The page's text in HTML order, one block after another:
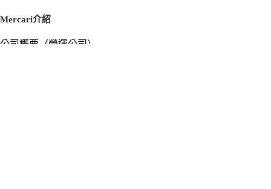
Mercari介紹
公司概要（營運公司）